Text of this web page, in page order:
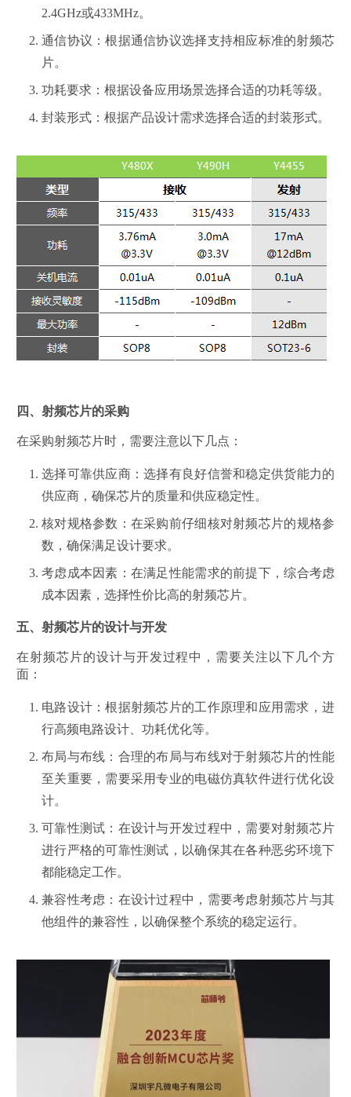
2.4GHz或433MHz。
通信协议 ：根据通信协议选择支持相应标准的射频芯
片。
功耗要求：根据设备应用场景选择合适的功耗等级。
封装形式：根据产品设计需求选择合适的封装形式。
四、射频芯片的采购
在采购射频芯片时，需要注意以下几点：
选择可靠供应商：选择有良好信誉和稳定供货能力的
供应商，确保芯片的质量和供应稳定性。
核对规格参数 ：在采购前仔细核对射频芯片的规格参
数，确保满足设计要求。
考虑成本因素 ：在满足性能需求的前提下，综合考虑
成本因素，选择性价比高的射频芯片。
五、射频芯片的设计与开发
在射频芯片的设计与开发过程中，需要关注以下几个方
面：
电路设计 ：根据射频芯片的工作原理和应用需求，进
行高频电路设计、功耗优化等。
布局与布线 ：合理的布局与布线对于射频芯片的性能
至关重要，需要采用专业的电磁仿真软件进行优化设
计。
可靠性测试 ：在设计与开发过程中，需要对射频芯片
进行严格的可靠性测试，以确保其在各种恶劣环境下
都能稳定工作。
兼容性考虑 ：在设计过程中，需要考虑射频芯片与其
他组件的兼容性，以确保整个系统的稳定运行。